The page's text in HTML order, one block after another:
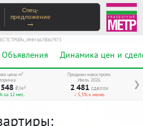
Спец-
предложение
→
ИНН 6678067973
Объявления Динамика цен и
❯
цена м²
₽/м²
за 12 мес.
Продажи новостроек
Июль 2026
2 481 сделок
↓ 5,3% к июню